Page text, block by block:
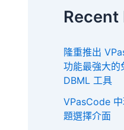
Recent
隆重推出
功能最強大的
DBML 工具
VPasCode
題選擇介面